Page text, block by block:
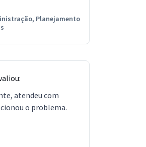
Planejamento
atendeu com
o problema.